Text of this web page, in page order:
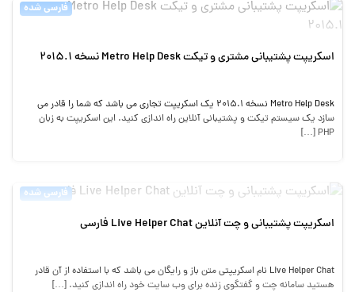
فارسی شده
اسکریپت پشتیبانی مشتری و تیکت Metro Help Desk نسخه 2015.1
Metro Help Desk نسخه 2015.1 یک اسکریپت تجاری می باشد که شما را قادر می
سازد یک سیستم تیکت و پشتیبانی آنلاین راه اندازی کنید. این اسکریپت به زبان
PHP […]
فارسی شده
اسکریپت پشتیبانی و چت آنلاین Live Helper Chat فارسی
Live Helper Chat نام اسکریپتی متن باز و رایگان می باشد که با استفاده از آن قادر
هستید سامانه چت و گفتگوی زنده برای وب سایت خود راه اندازی کنید. […]